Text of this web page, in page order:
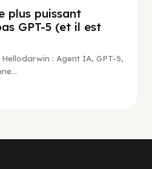
plus puissant
GPT-5 (et il est
: Agent IA, GPT-5,